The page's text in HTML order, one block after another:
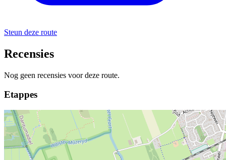
Steun deze route
Recensies
Nog geen recensies voor deze route.
Etappes